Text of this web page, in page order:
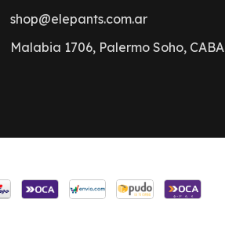
shop@elepants.com.ar
Malabia 1706, Palermo Soho, CABA